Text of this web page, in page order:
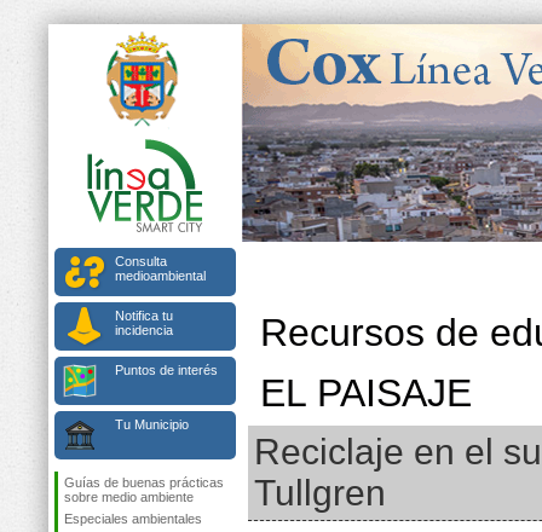
Consulta
medioambiental
Notifica tu
incidencia
Puntos de interés
Tu Municipio
Guías de buenas prácticas
sobre medio ambiente
Especiales ambientales
Recursos de
EL PAISAJE
Reciclaje en el
Tullgren